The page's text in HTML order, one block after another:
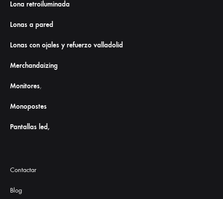
Lona retroiluminada
Lonas a pared
Lonas con ojales y refuerzo valladolid
Merchandaizing
Monitores,
Monopostes
Pantallas led,
Contactar
Blog